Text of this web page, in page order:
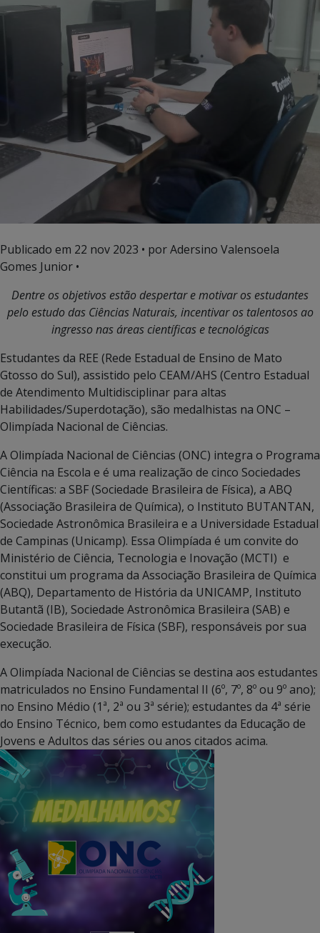
Publicado em 22 nov 2023 • por Adersino Valensoela
Gomes Junior •
Dentre os objetivos estão despertar e motivar os estudantes
pelo estudo das Ciências Naturais, incentivar os talentosos ao
ingresso nas áreas científicas e tecnológicas
Estudantes da REE (Rede Estadual de Ensino de Mato
Gtosso do Sul), assistido pelo CEAM/AHS (Centro Estadual
de Atendimento Multidisciplinar para altas
Habilidades/Superdotação), são medalhistas na ONC –
Olimpíada Nacional de Ciências.
A Olimpíada Nacional de Ciências (ONC) integra o Programa
Ciência na Escola e é uma realização de cinco Sociedades
Científicas: a SBF (Sociedade Brasileira de Física), a ABQ
(Associação Brasileira de Química), o Instituto BUTANTAN,
Sociedade Astronômica Brasileira e a Universidade Estadual
de Campinas (Unicamp). Essa Olimpíada é um convite do
Ministério de Ciência, Tecnologia e Inovação (MCTI) e
constitui um programa da Associação Brasileira de Química
(ABQ), Departamento de História da UNICAMP, Instituto
Butantã (IB), Sociedade Astronômica Brasileira (SAB) e
Sociedade Brasileira de Física (SBF), responsáveis por sua
execução.
A Olimpíada Nacional de Ciências se destina aos estudantes
matriculados no Ensino Fundamental II (6º, 7º, 8º ou 9º ano);
no Ensino Médio (1ª, 2ª ou 3ª série); estudantes da 4ª série
do Ensino Técnico, bem como estudantes da Educação de
Jovens e Adultos das séries ou anos citados acima.